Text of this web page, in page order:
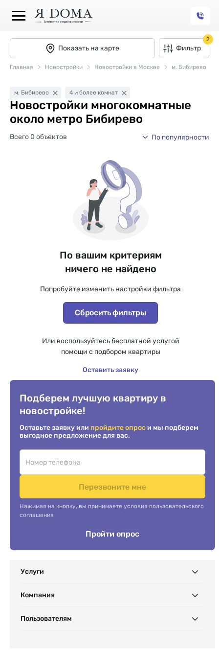
Показать на карте Фильтр
2
Главная Новостройки Новостройки в Москве м. Бибирево
м. Бибирево 4 и более комнат
Новостройки многокомнатные
около метро Бибирево
Всего 0 объектов По популярности
По вашим критериям
ничего не найдено
Попробуйте изменить настройки фильтра
Сбросить фильтры
Или воспользуйтесь бесплатной услугой
помощи с подбором квартиры
Оставить заявку
Подберем лучшую квартиру в
новостройке!
Оставьте заявку или пройдите опрос и мы подберем
выгодное предложение для вас.
Перезвоните мне
Нажимая на кнопку, вы принимаете условия пользовательского
соглашения
Пройти опрос
Услуги
Компания
Пользователям